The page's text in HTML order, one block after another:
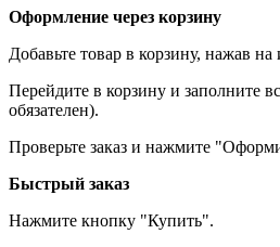
Оформление через корзину
Добавьте товар в корзину, нажав
Перейдите в корзину и заполните
обязателен).
Проверьте заказ и нажмите
Быстрый заказ
Нажмите кнопку "Купить".